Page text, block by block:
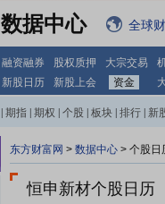
数据中心 全球
融资融券 股权质押 大宗交易
新股日历 新股上会 资金
期指 期权 个股 板块 排行 新
东方财富网 > 数据中心 > 个股日
恒申新材个股日历